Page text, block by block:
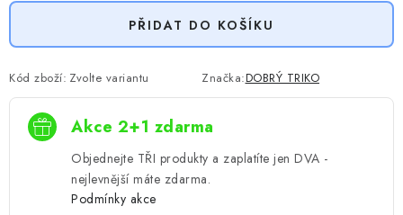
PŘIDAT DO KOŠÍKU
Kód zboží: Zvolte variantu Značka:DOBRÝ TRIKO
Akce 2+1 zdarma
Objednejte TŘI produkty a zaplatíte jen DVA -
nejlevnější máte zdarma.
Podmínky akce